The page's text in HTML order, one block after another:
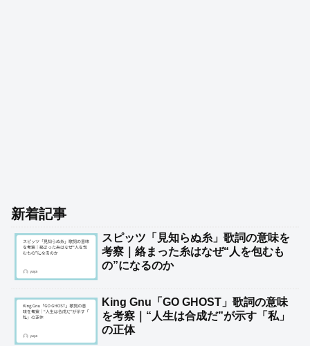
新着記事
スピッツ「見知らぬ糸」歌詞の意味を
考察｜絡まった糸はなぜ“人を包むも
の”になるのか
King Gnu「GO GHOST」歌詞の意味
を考察｜“人生は合成だ”が示す「私」
の正体